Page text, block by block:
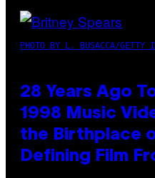
PHOTO BY L. BUSACCA/GETTY
28 Years Ago
1998 Music
the Birthplace
Defining Film